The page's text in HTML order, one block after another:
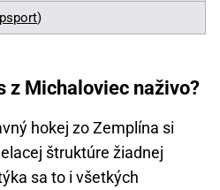
)
z Michaloviec naživo?
hokej zo Zemplína si
štruktúre žiadnej
sa to i všetkých